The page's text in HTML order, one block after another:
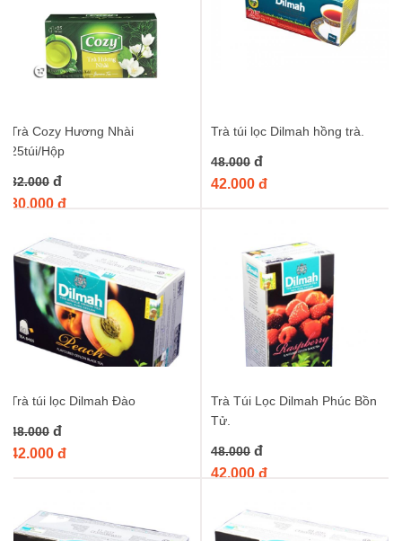
Trà Cozy Hương Nhài
25túi/Hộp
32.000 đ
30.000 đ
Trà túi lọc Dilmah hồng trà.
48.000 đ
42.000 đ
Trà túi lọc Dilmah Đào
48.000 đ
42.000 đ
Trà Túi Lọc Dilmah Phúc Bồn
Tử.
48.000 đ
42.000 đ